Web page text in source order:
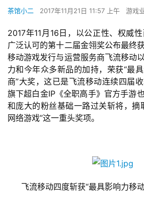
茶馆小二 2017年11月21日 11:57 上午 游戏
2017年11月16日，以公正性、权威
广泛认可的第十二届金翎奖公布最终
移动游戏发行与运营服务商飞流移动
力和今年众多新品的加持，荣获“最
商”大奖，这已是飞流移动连续四届
旗下超白金IP《全职高手》官方手游
和庞大的粉丝基础一路过关斩将，摘
网络游戏”这一重头奖项。
飞流移动四度斩获“最具影响力移